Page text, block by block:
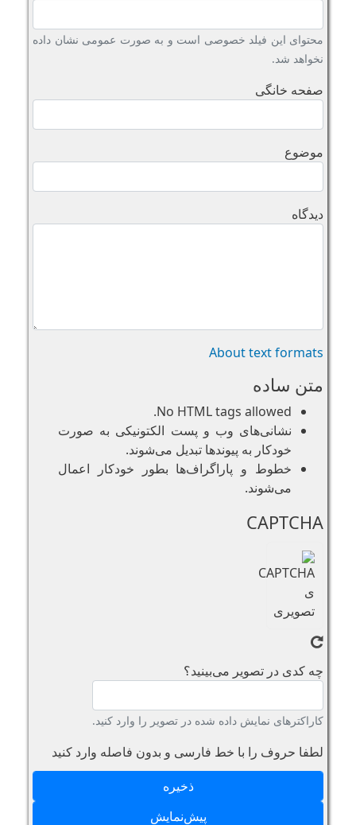
محتوای این فیلد خصوصی است و به صورت عمومی نشان داده
نخواهد شد.
صفحه خانگی
موضوع
دیدگاه
About text formats
متن ساده
No HTML tags allowed.
نشانی‌های وب و پست الکتونیکی به صورت
خودکار به پیوند‌ها تبدیل می‌شوند.
خطوط و پاراگراف‌ها بطور خودکار اعمال
می‌شوند.
CAPTCHA
چه کدی در تصویر می‌بینید؟
کاراکترهای نمایش داده شده در تصویر را وارد کنید.
لطفا حروف را با خط فارسی و بدون فاصله وارد کنید